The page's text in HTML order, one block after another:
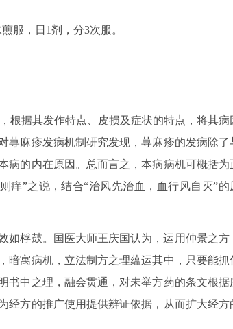
服，日1剂，分3次服。
根据其发作特点、皮损及症状的特点，将其病
荨麻疹发病机制研究发现，荨麻疹的发病除了
病的内在原因。总而言之，本病病机可概括为
痒”之说，结合“治风先治血，血行风自灭”的
如桴鼓。国医大师王庆国认为，运用仲景之方
暗寓病机，立法制方之理蕴运其中，只要能抓
书中之理，融会贯通，对未举方药的条文根据
方的推广使用提供辨证依据，从而扩大经方